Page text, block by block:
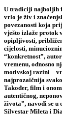
U tradiciji najboljih
vrlo je živ i
povezanosti koja
vješto izlaže protok
opipljivosti,
cijelosti,
“konkretnost”,
vremenu, odnosno
motivskoj razini –
najprozaičnija
Također, film i
autentičnog,
života”, navodi se
Silvestar Mileta i